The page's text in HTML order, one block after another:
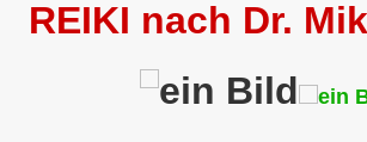
REIKI nach Dr.